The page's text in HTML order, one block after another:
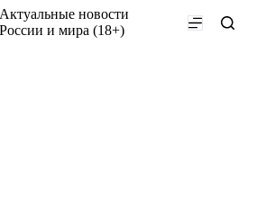
Актуальные новости
России и мира (18+)